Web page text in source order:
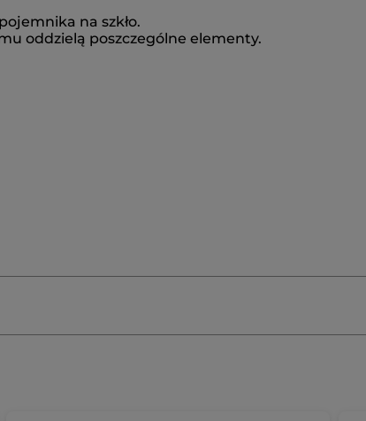
na szkło.
oddzielą poszczególne elementy.